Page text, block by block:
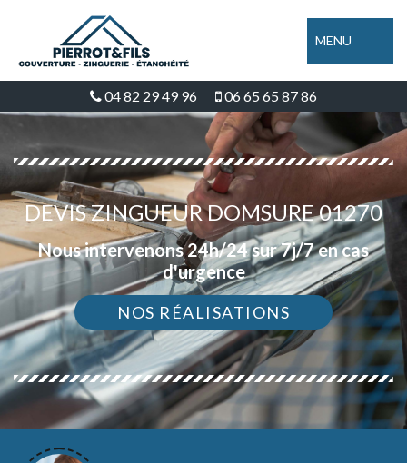
MENU
04 82 29 49 96 06 65 65 87 86
DEVIS ZINGUEUR DOMSURE 01270
Nous intervenons 24h/24 sur 7j/7 en cas
d'urgence
NOS RÉALISATIONS